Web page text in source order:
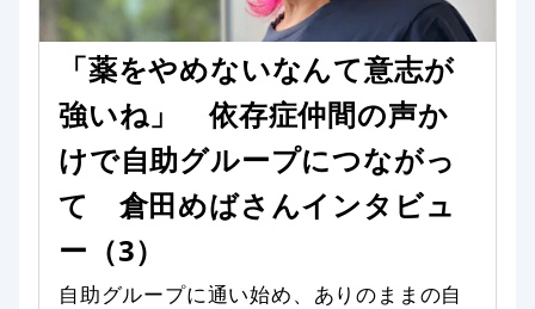
「薬をやめないなんて意志が
強いね」 依存症仲間の声か
けで自助グループにつながっ
て 倉田めばさんインタビュ
ー（3）
自助グループに通い始め、ありのままの自